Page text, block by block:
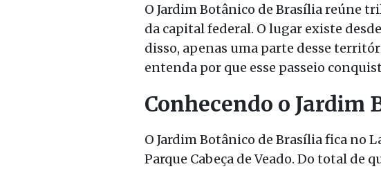
O Jardim Botânico de Brasília reúne
da capital federal. O lugar existe
disso, apenas uma parte desse
entenda por que esse passeio
Conhecendo o
O Jardim Botânico de Brasília fica no
Parque Cabeça de Veado. Do total de